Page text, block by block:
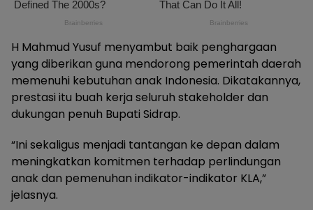
H Mahmud Yusuf menyambut baik penghargaan
yang diberikan guna mendorong pemerintah daerah
memenuhi kebutuhan anak Indonesia. Dikatakannya,
prestasi itu buah kerja seluruh stakeholder dan
dukungan penuh Bupati Sidrap.
“Ini sekaligus menjadi tantangan ke depan dalam
meningkatkan komitmen terhadap perlindungan
anak dan pemenuhan indikator-indikator KLA,”
jelasnya.